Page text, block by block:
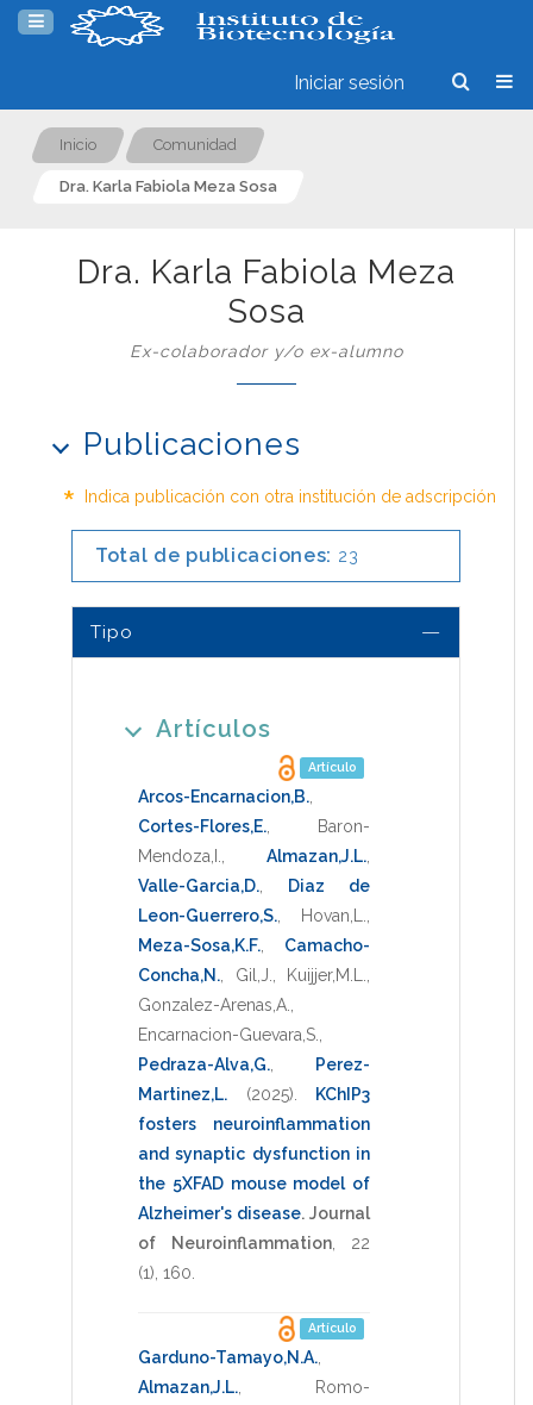
Iniciar sesión
Inicio Comunidad
Dra. Karla Fabiola Meza Sosa
Dra. Karla Fabiola Meza
Sosa
Ex-colaborador y/o ex-alumno
Publicaciones
* Indica publicación con otra institución de adscripción
Total de publicaciones: 23
Tipo
Artículos
Artículo
Arcos-Encarnacion,B.
Cortes-Flores,E.
Baron-
Mendoza,I.
Almazan,J.L.
Valle-Garcia,D.
Diaz de
Leon-Guerrero,S.
Hovan,L.
Meza-Sosa,K.F.
Camacho-
Concha,N.
Gil,J. Kuijjer,M.L.
Gonzalez-Arenas,A.
Encarnacion-Guevara,S.
Pedraza-Alva,G.
Perez-
Martinez,L.
(2025)
KChIP3
fosters neuroinflammation
and synaptic dysfunction in
the 5XFAD mouse model of
Alzheimer's disease. Journal
of Neuroinflammation, 22
(1), 160
Artículo
Garduno-Tamayo,N.A.
Almazan,J.L.
Romo-